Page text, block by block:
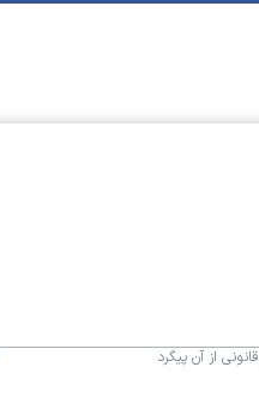
از آن پیگرد